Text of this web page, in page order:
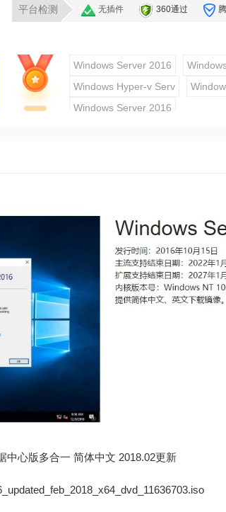
平台检测 无插件 360通过
Windows Server 2016
Windows Hyper-v Serv
Windows Server 2016
中心版多合一 简体中文 2018.02更新